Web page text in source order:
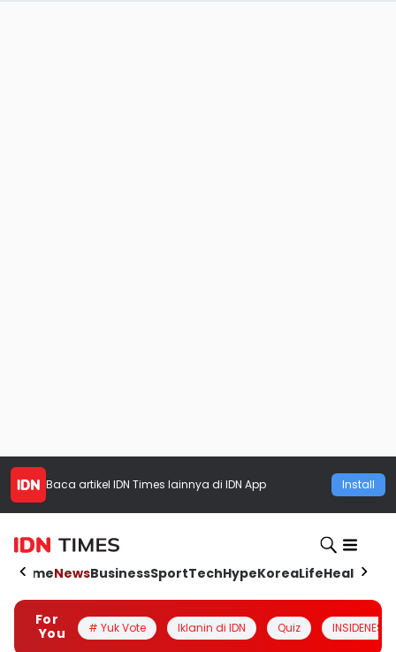
Baca artikel IDN Times lainnya di IDN App Install
HomeNewsBusinessSportTechHypeKoreaLifeHealth
For
You
# Yuk Vote Iklanin di IDN Quiz INSIDENESIA